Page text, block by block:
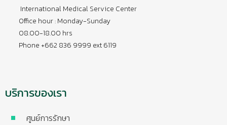
International Medical Service Center
Office hour : Monday-Sunday
08.00-18.00 hrs
Phone +662 836 9999 ext 6119
บริการของเรา
ศูนย์การรักษา